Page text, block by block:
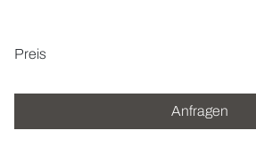
Preis
Anfragen